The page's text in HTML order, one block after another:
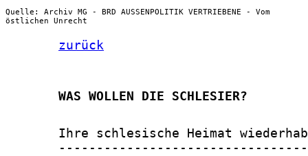
Quelle: Archiv MG - BRD AUSSENPOLITIK VERTRIEBENE - Vom
östlichen Unrecht
zurück
       WAS WOLLEN DIE SCHLESIER?
Ihre schlesische Heimat